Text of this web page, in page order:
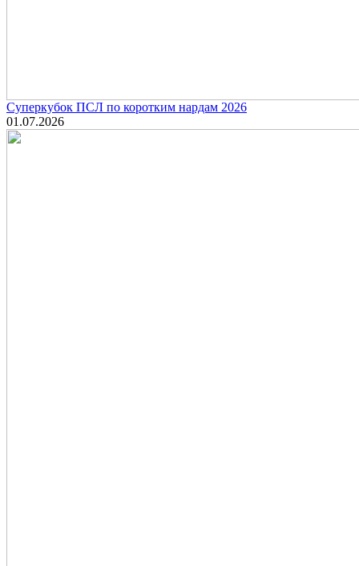
Суперкубок ПСЛ по коротким нардам 2026
01.07.2026